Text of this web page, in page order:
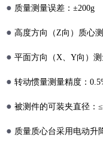
● 质量测量误差：±200g
● 高度方向（Z向）质心
● 平面方向（X、Y向）
● 转动惯量测量精度：
● 被测件的可装夹直径：
● 质量质心台采用电动升